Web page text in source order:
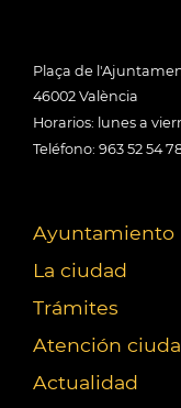
Plaça de
46002 València
Horarios: lunes a
Teléfono: 963 52 54
Ayuntamiento
La ciudad
Trámites
Atención
Actualidad